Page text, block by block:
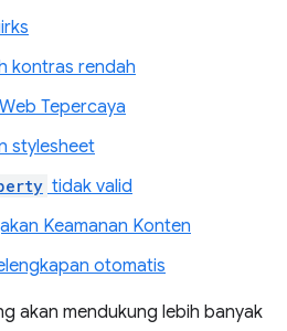
kontras rendah
Tepercaya
stylesheet
tidak valid
Keamanan Konten
otomatis
akan mendukung lebih banyak